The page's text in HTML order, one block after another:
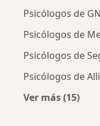
Psicólogos de
Psicólogos de
Psicólogos de
Psicólogos de
Ver más (15)